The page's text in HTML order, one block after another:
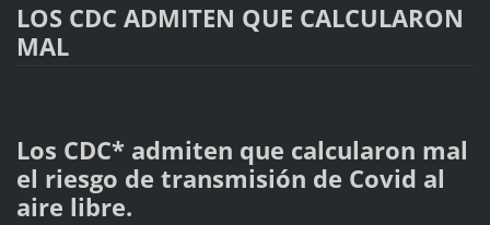
LOS CDC ADMITEN QUE CALCULARON
MAL
Los CDC* admiten que calcularon mal
el riesgo de transmisión de Covid al
aire libre.